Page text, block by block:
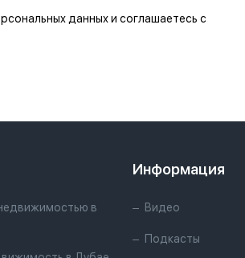
данных и соглашаетесь с
в
Информация
Видео
Подкасты